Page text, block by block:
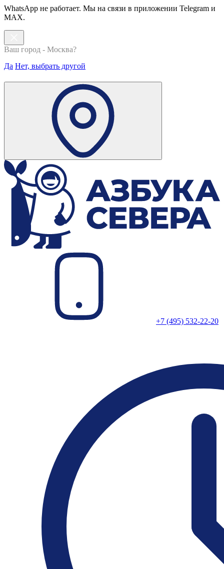
WhatsApp не работает. Мы на связи в приложении Telegram и
MAX.
Ваш город - Москва?
Да Нет, выбрать другой
+7 (495) 532-22-20